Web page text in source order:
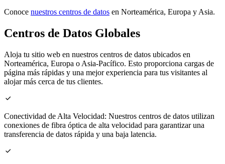
Conoce nuestros centros de datos en Norteamérica, Europa y Asia.
Centros de Datos Globales
Aloja tu sitio web en nuestros centros de datos ubicados en
Norteamérica, Europa o Asia-Pacífico. Esto proporciona cargas de
página más rápidas y una mejor experiencia para tus visitantes al
alojar más cerca de tus clientes.

Conectividad de Alta Velocidad: Nuestros centros de datos utilizan
conexiones de fibra óptica de alta velocidad para garantizar una
transferencia de datos rápida y una baja latencia.
